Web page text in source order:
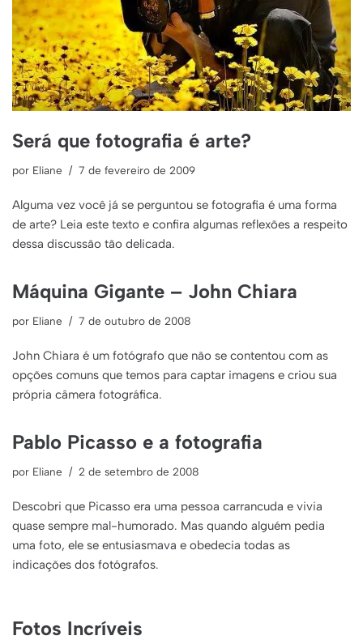
Será que fotografia é arte?
por Eliane 7 de fevereiro de 2009
Alguma vez você já se perguntou se fotografia é uma forma
de arte? Leia este texto e confira algumas reflexões a respeito
dessa discussão tão delicada.
Máquina Gigante – John Chiara
por Eliane 7 de outubro de 2008
John Chiara é um fotógrafo que não se contentou com as
opções comuns que temos para captar imagens e criou sua
própria câmera fotográfica.
Pablo Picasso e a fotografia
por Eliane 2 de setembro de 2008
Descobri que Picasso era uma pessoa carrancuda e vivia
quase sempre mal-humorado. Mas quando alguém pedia
uma foto, ele se entusiasmava e obedecia todas as
indicações dos fotógrafos.
Fotos Incríveis